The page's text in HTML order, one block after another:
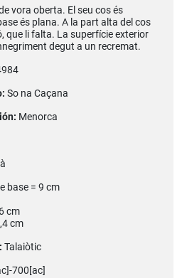
vora oberta. El seu cos és
és plana. A la part alta del cos
que li falta. La superfície exterior
degut a un recremat.
So na Caçana
Menorca
base = 9 cm
cm
cm
Talaiòtic
700[ac]